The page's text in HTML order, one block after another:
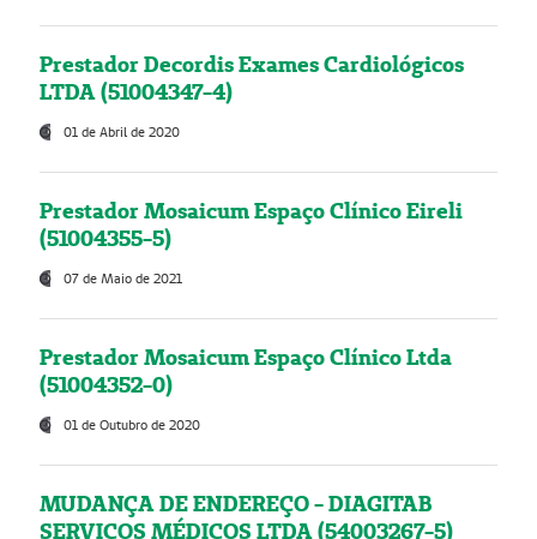
Prestador Decordis Exames Cardiológicos
LTDA (51004347-4)
01 de Abril de 2020
Prestador Mosaicum Espaço Clínico Eireli
(51004355-5)
07 de Maio de 2021
Prestador Mosaicum Espaço Clínico Ltda
(51004352-0)
01 de Outubro de 2020
MUDANÇA DE ENDEREÇO - DIAGITAB
SERVIÇOS MÉDICOS LTDA (54003267-5)